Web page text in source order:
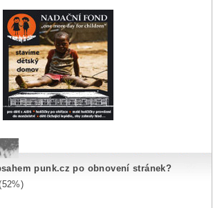
punk.cz po obnovení stránek?